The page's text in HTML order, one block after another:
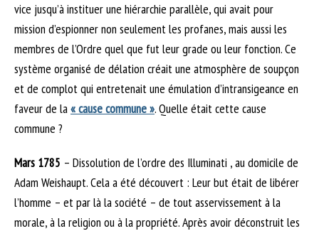
vice jusqu’à instituer une hiérarchie parallèle, qui avait pour
mission d’espionner non seulement les profanes, mais aussi les
membres de l’Ordre quel que fut leur grade ou leur fonction. Ce
système organisé de délation créait une atmosphère de soupçon
et de complot qui entretenait une émulation d’intransigeance en
faveur de la « cause commune ». Quelle était cette cause
commune ?
Mars 1785 – Dissolution de l’ordre des Illuminati , au domicile de
Adam Weishaupt. Cela a été découvert : Leur but était de libérer
l’homme – et par là la société – de tout asservissement à la
morale, à la religion ou à la propriété. Après avoir déconstruit les